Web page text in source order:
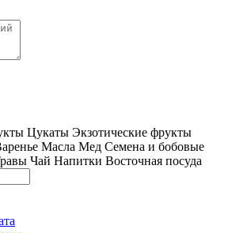
Цукаты Экзотические фрукты
Масла Мед Семена и бобовые
Чай Напитки Восточная посуда